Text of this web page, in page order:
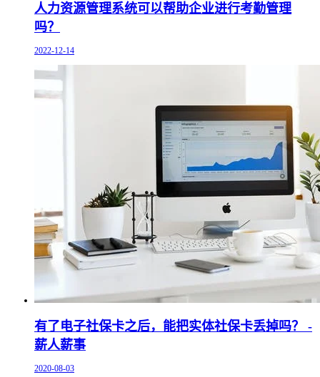
人力资源管理系统可以帮助企业进行考勤管理
吗？
2022-12-14
有了电子社保卡之后，能把实体社保卡丢掉吗？ -
薪人薪事
2020-08-03